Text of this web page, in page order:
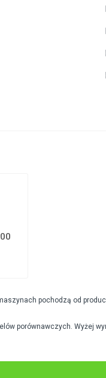
pochodzą od
porównawczych. Wyżej